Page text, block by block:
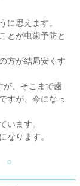
に思えます。
とが虫歯予防と
方が結局安くす
が、そこまで歯
すが、今になっ
います。
なります。